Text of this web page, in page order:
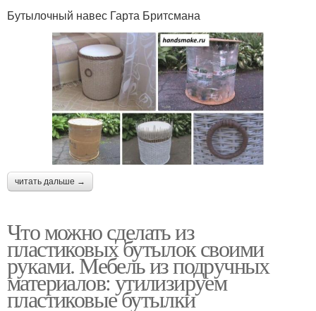
Бутылочный навес Гарта Бритсмана
читать дальше →
Что можно сделать из
пластиковых бутылок своими
руками. Мебель из подручных
материалов: утилизируем
пластиковые бутылки